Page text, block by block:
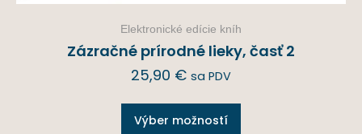
Elektronické edície kníh
Zázračné prírodné lieky, časť 2
25,90 € sa PDV
Výber možností